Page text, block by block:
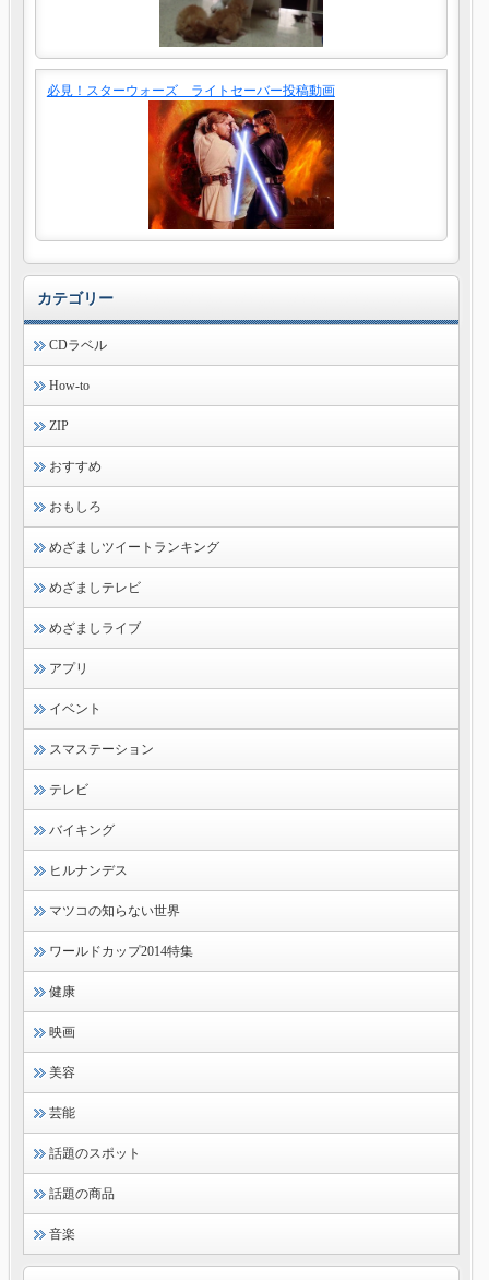
必見！スターウォーズ ライトセーバー投稿動画
カテゴリー
CDラベル
How-to
ZIP
おすすめ
おもしろ
めざましツイートランキング
めざましテレビ
めざましライブ
アプリ
イベント
スマステーション
テレビ
バイキング
ヒルナンデス
マツコの知らない世界
ワールドカップ2014特集
健康
映画
美容
芸能
話題のスポット
話題の商品
音楽